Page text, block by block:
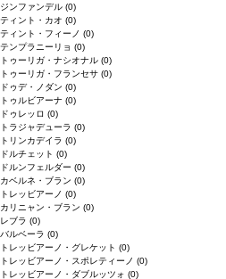
ジンファンデル (0)
ティント・カオ (0)
ティント・フィーノ (0)
テンプラニーリョ (0)
トゥーリガ・ナシオナル (0)
トゥーリガ・フランセサ (0)
ドゥデ・ノダン (0)
トゥルビアーナ (0)
ドゥレッロ (0)
トラジャデューラ (0)
トリンカデイラ (0)
ドルチェット (0)
ドルンフェルダー (0)
カベルネ・ブラン (0)
トレッビアーノ (0)
カリニャン・ブラン (0)
レブラ (0)
バルベーラ (0)
トレッビアーノ・グレケット (0)
トレッビアーノ・スポレティーノ (0)
トレッビアーノ・ダブルッツォ (0)